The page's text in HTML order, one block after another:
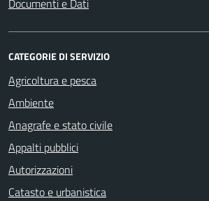
CATEGORIE DI SERVIZIO
Agricoltura e pesca
Ambiente
Anagrafe e stato civile
Appalti pubblici
Autorizzazioni
Catasto e urbanistica